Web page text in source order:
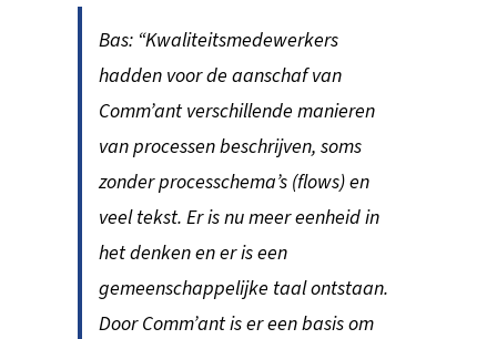
Bas: “Kwaliteitsmedewerkers
hadden voor de aanschaf van
Comm’ant verschillende manieren
van processen beschrijven, soms
zonder processchema’s (flows) en
veel tekst. Er is nu meer eenheid in
het denken en er is een
gemeenschappelijke taal ontstaan.
Door Comm’ant is er een basis om